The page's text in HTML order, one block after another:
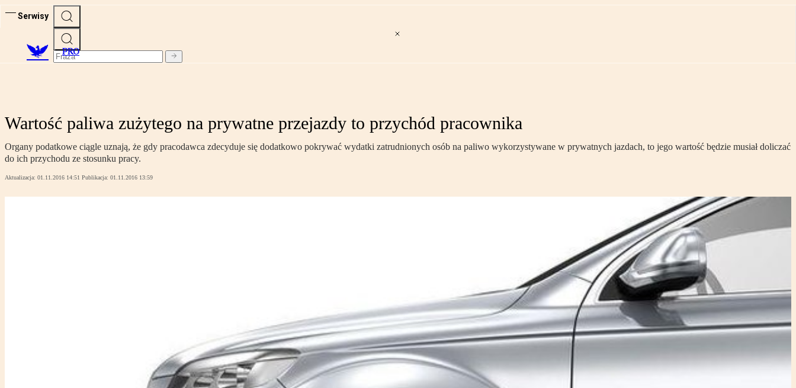
Serwisy
PRO
Wartość paliwa zużytego na prywatne przejazdy to przychód pracownika
Organy podatkowe ciągle uznają, że gdy pracodawca zdecyduje się dodatkowo pokrywać wydatki zatrudnionych osób na paliwo wykorzystywane w prywatnych jazdach, to jego wartość będzie musiał doliczać
do ich przychodu ze stosunku pracy.
Aktualizacja: 01.11.2016 14:51 Publikacja: 01.11.2016 13:59